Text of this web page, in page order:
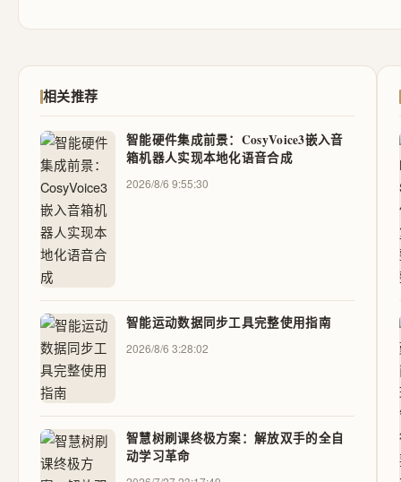
相关推荐
智能硬件集成前景：CosyVoice3嵌入音
箱机器人实现本地化语音合成
2026/8/6 9:55:30
智能运动数据同步工具完整使用指南
2026/8/6 3:28:02
智慧树刷课终极方案：解放双手的全自
动学习革命